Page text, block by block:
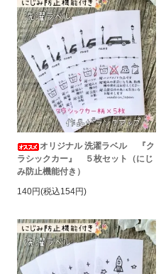
オリジナル 洗濯ラベル 『ク
ラシックカー』 ５枚セット（にじ
み防止機能付き）
140円(税込154円)